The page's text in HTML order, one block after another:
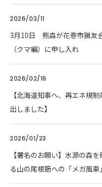
2026/03/11
3月10日 熊森が花巻市猟友
（クマ編）に申し入れ
2026/02/16
【北海道知事へ、再エネ規
出しました】
2026/01/23
【署名のお願い】水源の森
る山の尾根筋への「メガ風